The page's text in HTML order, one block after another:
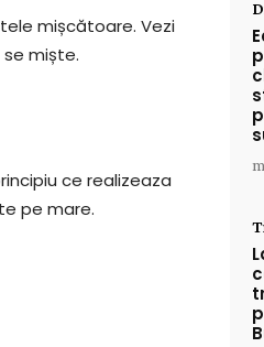
mișcătoare. Vezi
miște.
ce realizeaza
pe mare.